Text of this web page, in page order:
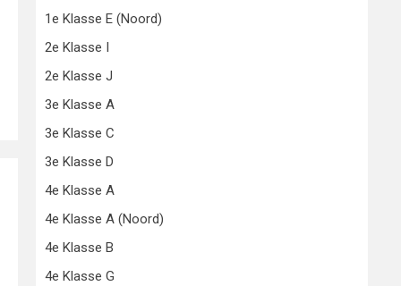
1e Klasse E (Noord)
2e Klasse I
2e Klasse J
3e Klasse A
3e Klasse C
3e Klasse D
4e Klasse A
4e Klasse A (Noord)
4e Klasse B
4e Klasse G